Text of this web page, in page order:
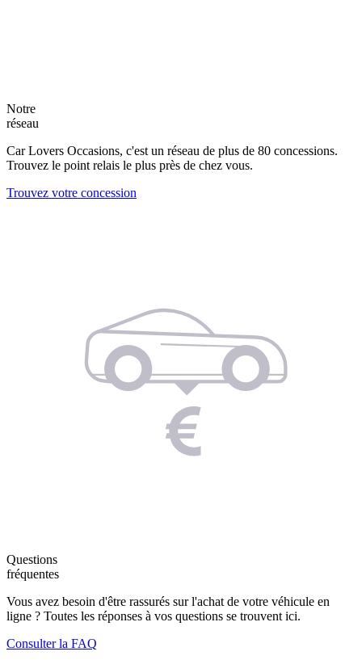
Notre
réseau
Car Lovers Occasions, c'est un réseau de plus de 80 concessions.
Trouvez le point relais le plus près de chez vous.
Trouvez votre concession
Questions
fréquentes
Vous avez besoin d'être rassurés sur l'achat de votre véhicule en
ligne ? Toutes les réponses à vos questions se trouvent ici.
Consulter la FAQ